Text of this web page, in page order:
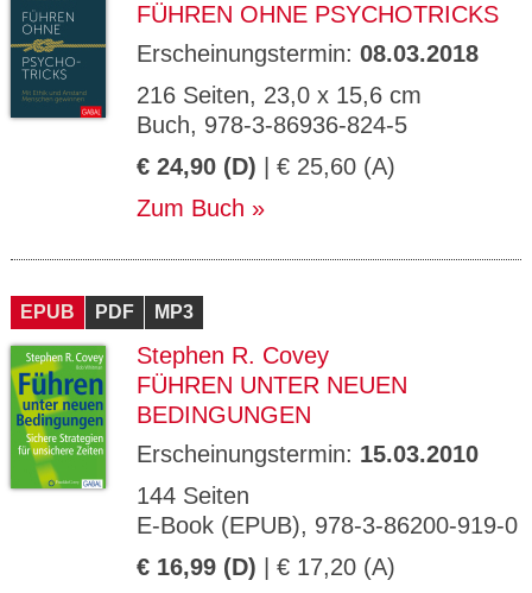
FÜHREN OHNE PSYCHOTRICKS
Erscheinungstermin: 08.03.2018
216 Seiten, 23,0 x 15,6 cm
Buch, 978-3-86936-824-5
€ 24,90 (D) | € 25,60 (A)
Zum Buch
EPUB PDF MP3
Stephen R. Covey
FÜHREN UNTER NEUEN
BEDINGUNGEN
Erscheinungstermin: 15.03.2010
144 Seiten
E-Book (EPUB), 978-3-86200-919-0
€ 16,99 (D) | € 17,20 (A)